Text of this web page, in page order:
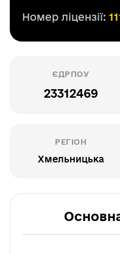
Номер ліцензії:
ЄДРПОУ
23312469
РЕГІОН
Хмельницька